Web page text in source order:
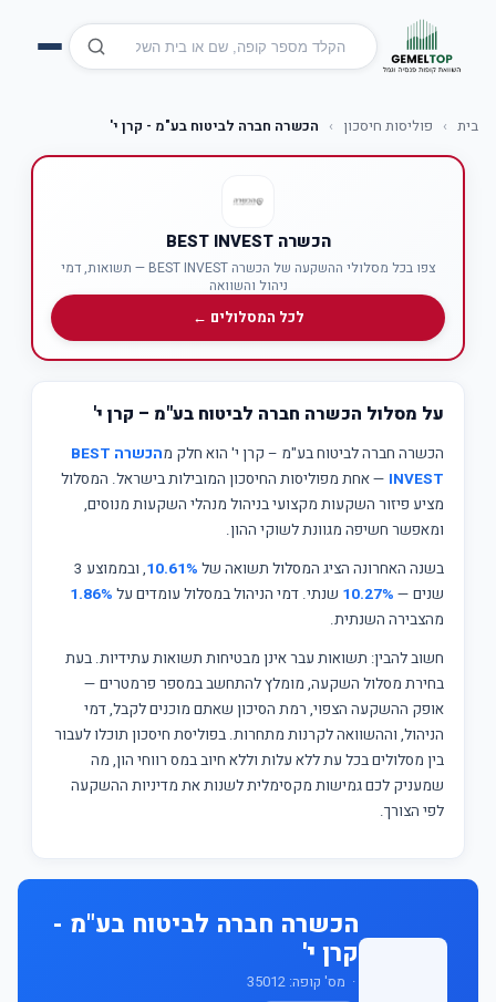
בית › פוליסות חיסכון › הכשרה חברה לביטוח בע"מ - קרן י'
הכשרה BEST INVEST
צפו בכל מסלולי ההשקעה של הכשרה BEST INVEST — תשואות, דמי
ניהול והשוואה
לכל המסלולים ←
על מסלול הכשרה חברה לביטוח בע"מ – קרן י'
הכשרה חברה לביטוח בע"מ – קרן י' הוא חלק מ
הכשרה BEST
INVEST — אחת מפוליסות החיסכון המובילות בישראל. המסלול
מציע פיזור השקעות מקצועי בניהול מנהלי השקעות מנוסים,
ומאפשר חשיפה מגוונת לשוקי ההון.
בשנה האחרונה הציג המסלול תשואה של 10.61%
, ובממוצע 3
שנים — 10.27% שנתי. דמי הניהול במסלול עומדים על 1.86%
מהצבירה השנתית.
חשוב להבין: תשואות עבר אינן מבטיחות תשואות עתידיות. בעת
בחירת מסלול השקעה, מומלץ להתחשב במספר פרמטרים —
אופק ההשקעה הצפוי, רמת הסיכון שאתם מוכנים לקבל, דמי
הניהול, וההשוואה לקרנות מתחרות. בפוליסת חיסכון תוכלו לעבור
בין מסלולים בכל עת ללא עלות וללא חיוב במס רווחי הון, מה
שמעניק לכם גמישות מקסימלית לשנות את מדיניות ההשקעה
לפי הצורך.
הכשרה חברה לביטוח בע"מ -
קרן י'
· מס' קופה: 35012